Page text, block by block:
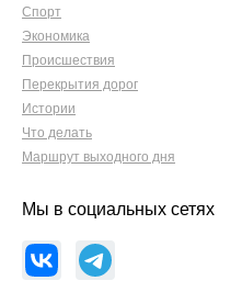
Спорт
Экономика
Происшествия
Перекрытия дорог
Истории
Что делать
Маршрут выходного дня
Мы в социальных сетях